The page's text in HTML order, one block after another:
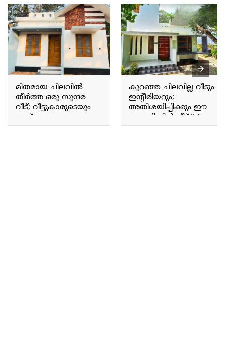
മിതമായ ചിലവിൽ
തീർത്ത ഒരു സുന്ദര
വീട്; വീട്ടുകാരുടെയും
കാഴ്ചക്കാരുടെയും
മനസ്സുനിറച്ച വീട്.!! 500
കുറഞ്ഞ ചിലവില്ല വീടും
ഇന്റീരിയറും;
അതിശയിപ്പിക്കും ഈ
ഒരു സിമ്പിൾ വീട്.!! 6
Cent Budget friendly